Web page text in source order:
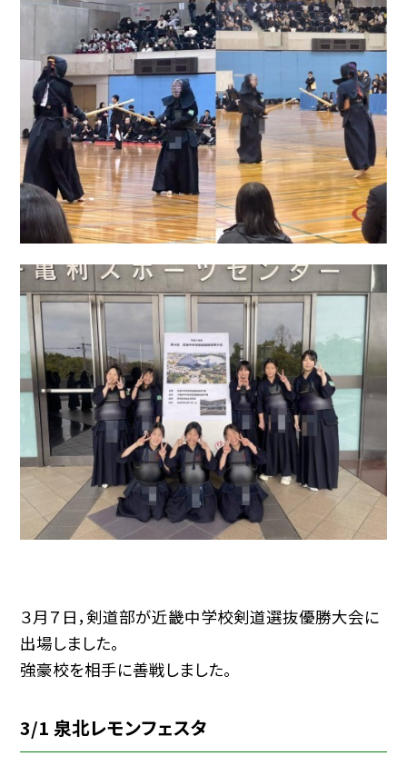
３月７日，剣道部が近畿中学校剣道選抜優勝大会に
出場しました。
強豪校を相手に善戦しました。
3/1 泉北レモンフェスタ